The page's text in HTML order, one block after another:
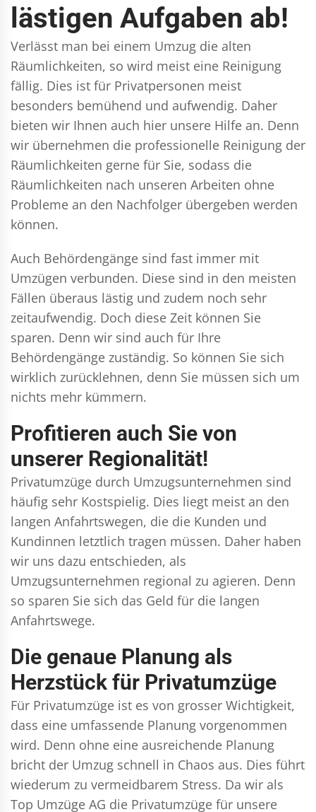
lästigen Aufgaben ab!
Verlässt man bei einem Umzug die alten
Räumlichkeiten, so wird meist eine Reinigung
fällig. Dies ist für Privatpersonen meist
besonders bemühend und aufwendig. Daher
bieten wir Ihnen auch hier unsere Hilfe an. Denn
wir übernehmen die professionelle Reinigung der
Räumlichkeiten gerne für Sie, sodass die
Räumlichkeiten nach unseren Arbeiten ohne
Probleme an den Nachfolger übergeben werden
können.
Auch Behördengänge sind fast immer mit
Umzügen verbunden. Diese sind in den meisten
Fällen überaus lästig und zudem noch sehr
zeitaufwendig. Doch diese Zeit können Sie
sparen. Denn wir sind auch für Ihre
Behördengänge zuständig. So können Sie sich
wirklich zurücklehnen, denn Sie müssen sich um
nichts mehr kümmern.
Profitieren auch Sie von
unserer Regionalität!
Privatumzüge durch Umzugsunternehmen sind
häufig sehr Kostspielig. Dies liegt meist an den
langen Anfahrtswegen, die die Kunden und
Kundinnen letztlich tragen müssen. Daher haben
wir uns dazu entschieden, als
Umzugsunternehmen regional zu agieren. Denn
so sparen Sie sich das Geld für die langen
Anfahrtswege.
Die genaue Planung als
Herzstück für Privatumzüge
Für Privatumzüge ist es von grosser Wichtigkeit,
dass eine umfassende Planung vorgenommen
wird. Denn ohne eine ausreichende Planung
bricht der Umzug schnell in Chaos aus. Dies führt
wiederum zu vermeidbarem Stress. Da wir als
Top Umzüge AG die Privatumzüge für unsere